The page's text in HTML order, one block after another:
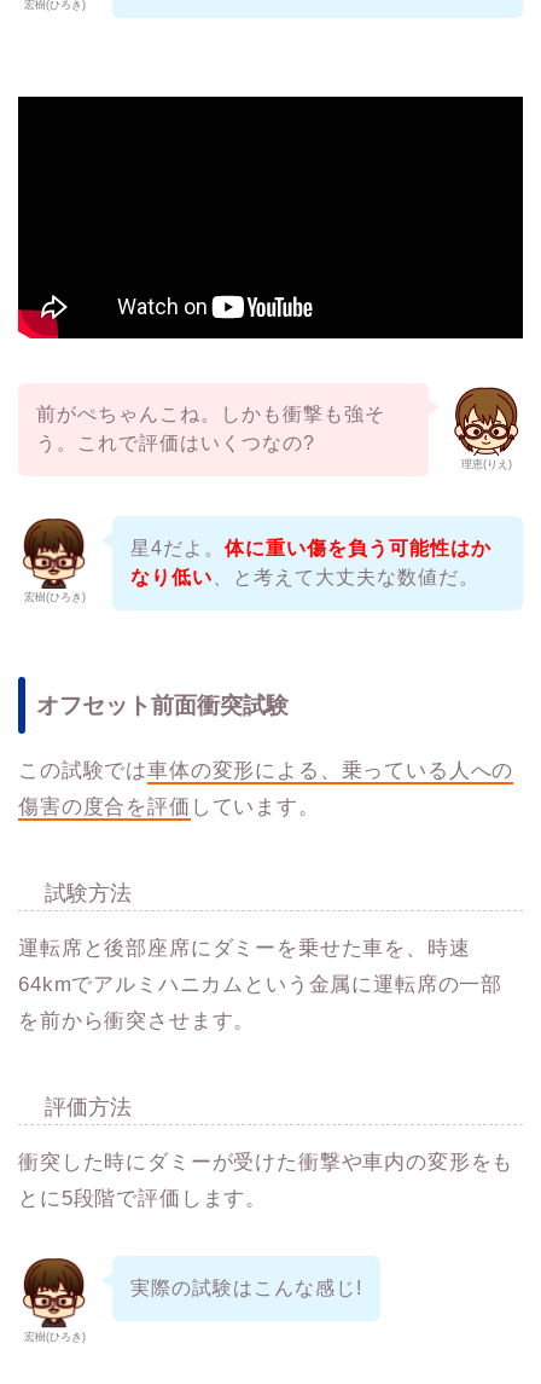
宏樹(ひろき)
理恵(りえ)
前がぺちゃんこね。しかも衝撃も強そ
う。これで評価はいくつなの?
宏樹(ひろき)
星4だよ。 体に重い傷を負う可能性はか
なり低い 、と考えて大丈夫な数値だ。
オフセット前面衝突試験
この試験では車体の変形による、乗っている人への
傷害の度合を評価 しています。
試験方法
運転席と後部座席にダミーを乗せた車を、時速
64kmでアルミハニカムという金属に運転席の一部
を前から衝突させます。
評価方法
衝突した時にダミーが受けた衝撃や車内の変形をも
とに5段階で評価します。
宏樹(ひろき)
実際の試験はこんな感じ!